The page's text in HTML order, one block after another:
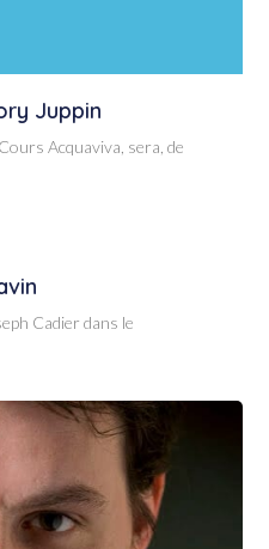
Juppin
Acquaviva, sera, de
Cadier dans le